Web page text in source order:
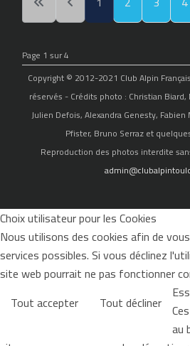
Page 1 sur 4
Copyright © 2012-2021 Club Alpin
réservés - Crédits photo : Christian
Julien Defois, Alexandra Genesty,
Pfister, Bruno Serraz et
Reproduction des photos interdite
Choix utilisateur pour les Cookies
Nous utilisons des cookies afin de
services possibles. Si vous déclinez
site web pourrait ne pas fonctionner
Tout accepter
Tout décliner
au